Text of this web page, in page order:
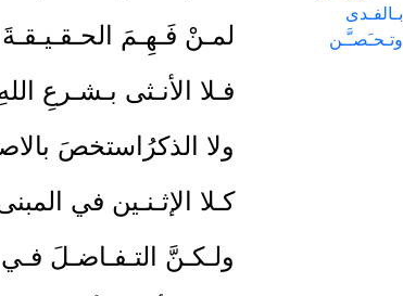
بـالفـدى
وتـحـَصـَّـن
لمـنْ فَـهِـمَ
فـلا الأنـثى بـشـرعِ
ولا الذكرُاستخصَ
كـلا الإثـنـين في
ولـكـنَّ التـفـاضـلَ فـي